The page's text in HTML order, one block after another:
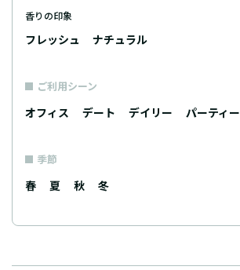
香りの印象
フレッシュ ナチュラル
ご利用シーン
オフィス デート デイリー パーティー
季節
春 夏 秋 冬